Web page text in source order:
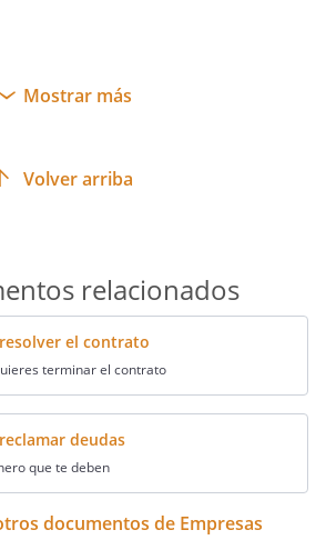
Mostrar más
Volver arriba
relacionados
el contrato
terminar el contrato
deudas
que te deben
documentos de Empresas